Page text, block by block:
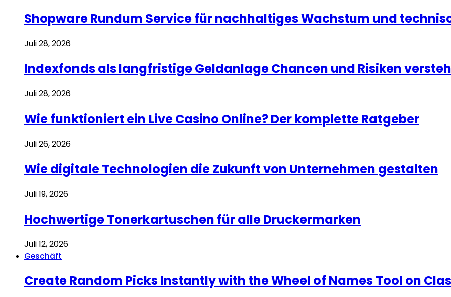
Shopware Rundum Service für nachhaltiges Wachstum und
Juli 28, 2026
Indexfonds als langfristige Geldanlage Chancen und Risiken
Juli 28, 2026
Wie funktioniert ein Live Casino Online? Der komplette Ratgeber
Juli 26, 2026
Wie digitale Technologien die Zukunft von Unternehmen gestalten
Juli 19, 2026
Hochwertige Tonerkartuschen für alle Druckermarken
Juli 12, 2026
Geschäft
Create Random Picks Instantly with the Wheel of Names Tool on